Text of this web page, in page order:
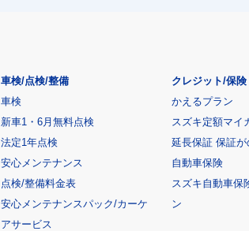
車検/点検/整備
車検
新車1・6月無料点検
法定1年点検
安心メンテナンス
点検/整備料金表
安心メンテナンスパック/カーケ
アサービス
クレジット/保険
かえるプラン
スズキ定額マイ
延長保証 保証が
自動車保険
スズキ自動車保
ン